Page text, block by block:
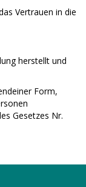
Vertrauen in die
herstellt und
Form,
Gesetzes Nr.